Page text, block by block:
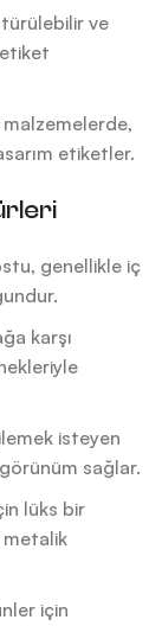
ve
malzemelerde,
etiketler.
genellikle iç
karşı
isteyen
sağlar.
lüks bir
metalik
için